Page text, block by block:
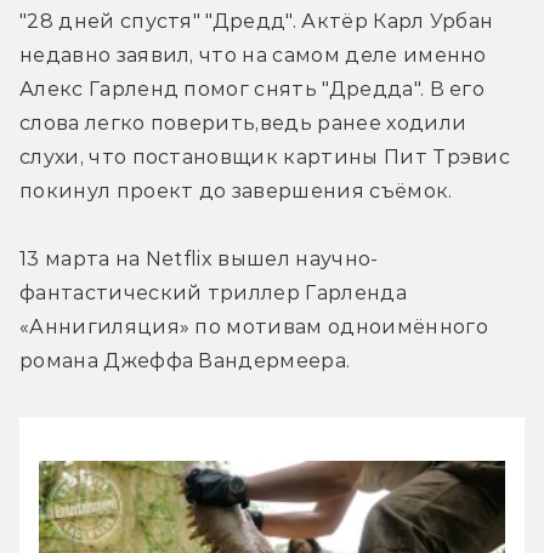
"28 дней спустя" "Дредд". Актёр Карл Урбан
недавно заявил, что на самом деле именно
Алекс Гарленд помог снять "Дредда". В его
слова легко поверить,ведь ранее ходили
слухи, что постановщик картины Пит Трэвис
покинул проект до завершения съёмок.
13 марта на Netflix вышел научно-
фантастический триллер Гарленда
«Аннигиляция» по мотивам одноимённого
романа Джеффа Вандермеера.